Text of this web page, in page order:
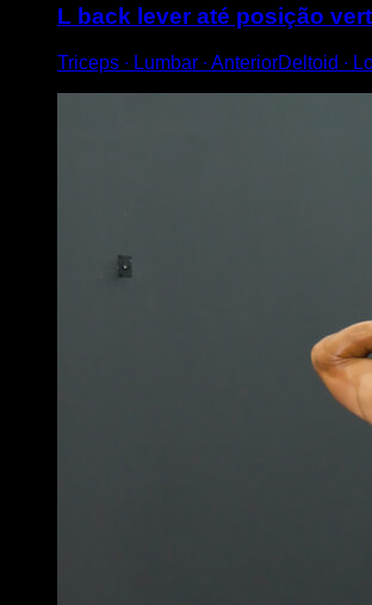
L back lever até posição
Triceps ∙ Lumbar ∙ AnteriorDeltoid ∙